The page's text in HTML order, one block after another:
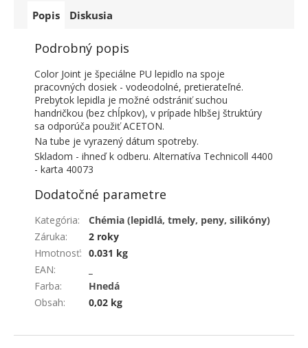
Popis Diskusia
Podrobný popis
Color Joint je špeciálne PU lepidlo na spoje
pracovných dosiek - vodeodolné, pretierateľné.
Prebytok lepidla je možné odstrániť suchou
handričkou (bez chĺpkov), v prípade hlbšej štruktúry
sa odporúča použiť ACETON.
Na tube je vyrazený dátum spotreby.
Skladom - ihneď k odberu. Alternatíva Technicoll 4400
- karta 40073
Dodatočné parametre
Kategória:
Chémia (lepidlá, tmely, peny, silikóny)
Záruka:
2 roky
Hmotnosť: 0.031 kg
EAN:
Farba:
Hnedá
Obsah: 0,02 kg
ZÁPÄTIE